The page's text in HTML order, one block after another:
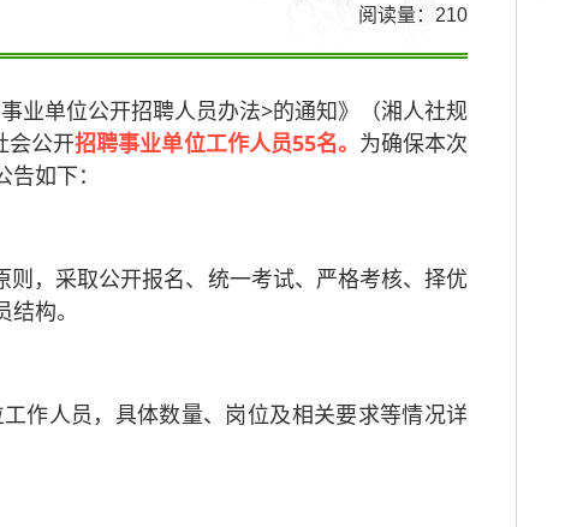
阅读量： 210
业单位公开招聘人员办法>的通知》（湘人社规
会公开招聘事业单位工作人员55名。 为确保本次
如下：
，采取公开报名、统一考试、严格考核、择优
构。
作人员，具体数量、岗位及相关要求等情况详